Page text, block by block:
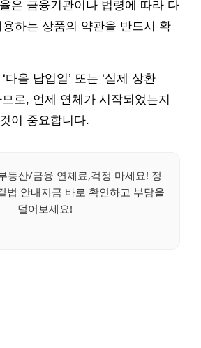
은 금융기관이나 법령에 따라 다
하는 상품의 약관을 반드시 확
다음 납입일’ 또는 ‘실제 상환
로, 언제 연체가 시작되었는지
이 중요합니다.
동산/금융 연체료,걱정 마세요! 정
법 안내지금 바로 확인하고 부담을
덜어보세요!